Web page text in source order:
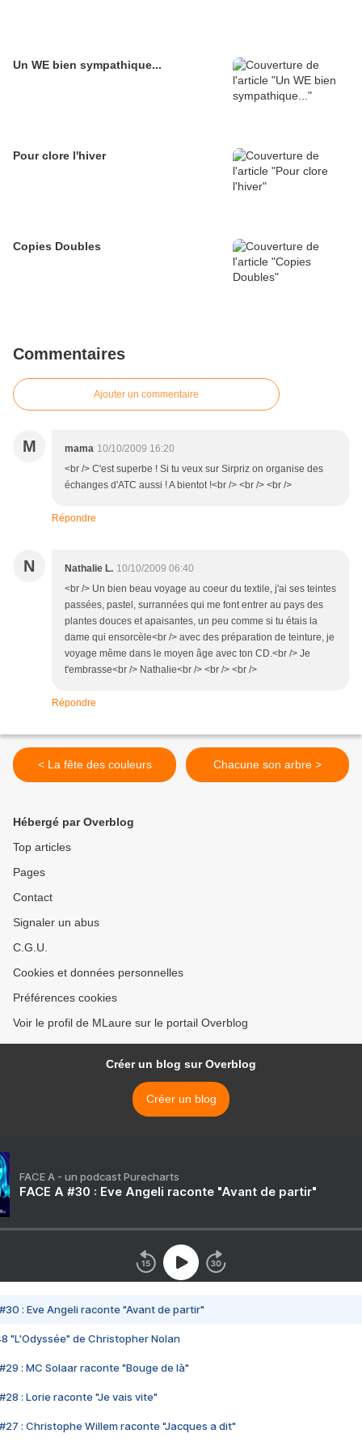
Un WE bien sympathique...
Pour clore l'hiver
Copies Doubles
Commentaires
Ajouter un commentaire
M mama 10/10/2009 16:20
<br /> C'est superbe ! Si tu veux sur Sirpriz on organise des
échanges d'ATC aussi ! A bientot !<br /> <br /> <br />
Répondre
N Nathalie L. 10/10/2009 06:40
<br /> Un bien beau voyage au coeur du textile, j'ai ses teintes
passées, pastel, surrannées qui me font entrer au pays des
plantes douces et apaisantes, un peu comme si tu étais la
dame qui ensorcèle<br /> avec des préparation de teinture, je
voyage même dans le moyen âge avec ton CD.<br /> Je
t'embrasse<br /> Nathalie<br /> <br /> <br />
Répondre
< La fête des couleurs Chacune son arbre >
Hébergé par Overblog
Top articles
Pages
Contact
Signaler un abus
C.G.U.
Cookies et données personnelles
Préférences cookies
Voir le profil de MLaure sur le portail Overblog
Créer un blog sur Overblog
Créer un blog
FACE A - un podcast Purecharts
FACE A #30 : Eve Angeli raconte "Avant de partir"
#30 : Eve Angeli raconte "Avant de partir"
"L'Odyssée" de Christopher Nolan
#29 : MC Solaar raconte "Bouge de là"
#28 : Lorie raconte "Je vais vite"
#27 : Christophe Willem raconte "Jacques a dit"